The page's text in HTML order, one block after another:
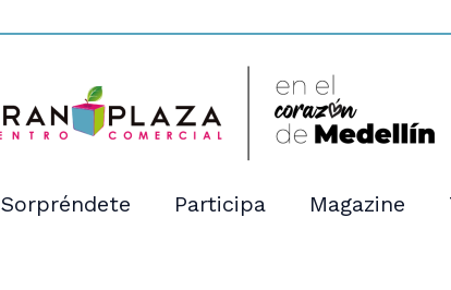
Sorpréndete Participa Magazine